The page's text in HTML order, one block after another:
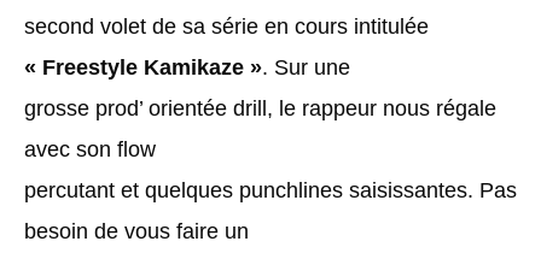
second volet de sa série en cours intitulée
« Freestyle Kamikaze ». Sur une
grosse prod’ orientée drill, le rappeur nous régale
avec son flow
percutant et quelques punchlines saisissantes. Pas
besoin de vous faire un